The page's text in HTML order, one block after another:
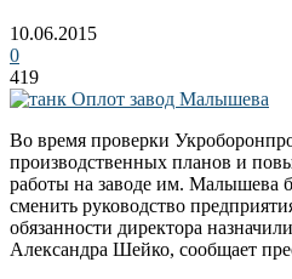
10.06.2015
0
419
Во время проверки
производственных планов и
работы на заводе им. Малышева
сменить руководство
обязанности директора
Александра Шейко, сообщает